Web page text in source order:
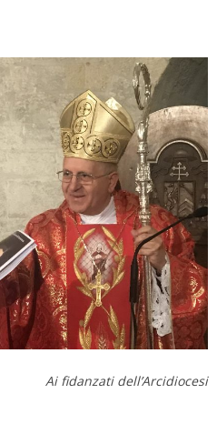
Ai fidanzati dell’Arcidiocesi